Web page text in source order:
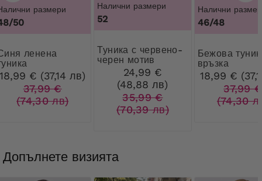
размери
50
18,99 € (37,14 лв)
37,99 €
(74,30 лв)
Налични размери
52
Туника с червено-
черен мотив
24,99 €
(48,88 лв)
35,99 €
(70,39 лв)
Налични
46/48
Бежова туника с
връзка
18,99 €
37,99 €
(74,30
Допълнете визията